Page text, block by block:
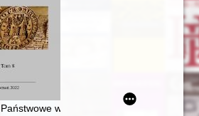
oraz szkolnictwo kawaleryjskie i
w Poznaniu w pierwszych